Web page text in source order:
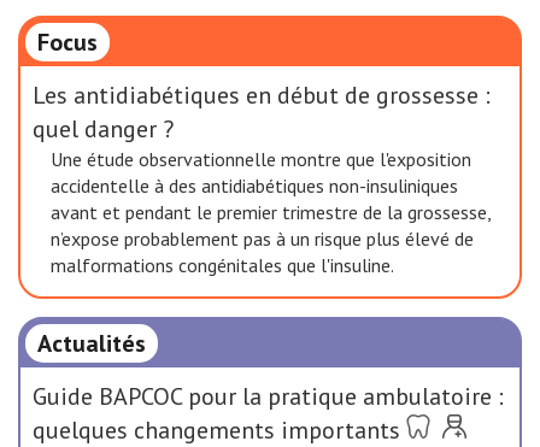
Focus
Les antidiabétiques en début de grossesse :
quel danger ?
Une étude observationnelle montre que l'exposition
accidentelle à des antidiabétiques non-insuliniques
avant et pendant le premier trimestre de la grossesse,
n’expose probablement pas à un risque plus élevé de
malformations congénitales que l'insuline.
Actualités
Guide BAPCOC pour la pratique ambulatoire :
quelques changements importants